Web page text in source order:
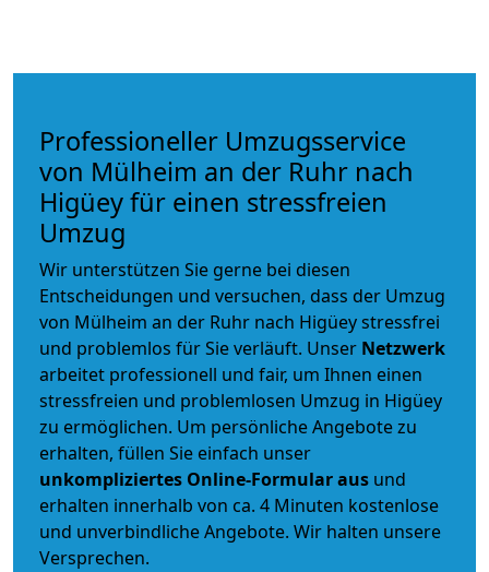
Professioneller Umzugsservice
von Mülheim an der Ruhr nach
Higüey für einen stressfreien
Umzug
Wir unterstützen Sie gerne bei diesen
Entscheidungen und versuchen, dass der Umzug
von Mülheim an der Ruhr nach Higüey stressfrei
und problemlos für Sie verläuft. Unser Netzwerk
arbeitet professionell und fair, um Ihnen einen
stressfreien und problemlosen Umzug in Higüey
zu ermöglichen. Um persönliche Angebote zu
erhalten, füllen Sie einfach unser
unkompliziertes Online-Formular aus und
erhalten innerhalb von ca. 4 Minuten kostenlose
und unverbindliche Angebote. Wir halten unsere
Versprechen.